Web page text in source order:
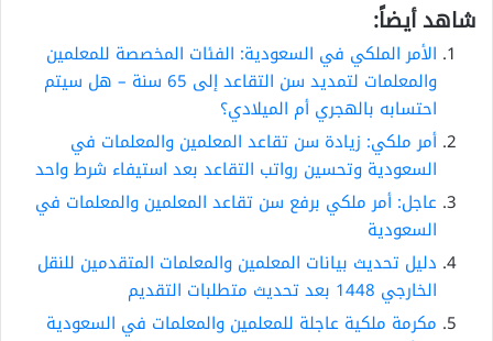
شاهد أيضاً:
الأمر الملكي في السعودية: الفئات المخصصة للمعلمين
والمعلمات لتمديد سن التقاعد إلى 65 سنة – هل سيتم
احتسابه بالهجري أم الميلادي؟
أمر ملكي: زيادة سن تقاعد المعلمين والمعلمات في
السعودية وتحسين رواتب التقاعد بعد استيفاء شرط واحد
عاجل: أمر ملكي برفع سن تقاعد المعلمين والمعلمات في
السعودية
دليل تحديث بيانات المعلمين والمعلمات المتقدمين للنقل
الخارجي 1448 بعد تحديث متطلبات التقديم
مكرمة ملكية عاجلة للمعلمين والمعلمات في السعودية